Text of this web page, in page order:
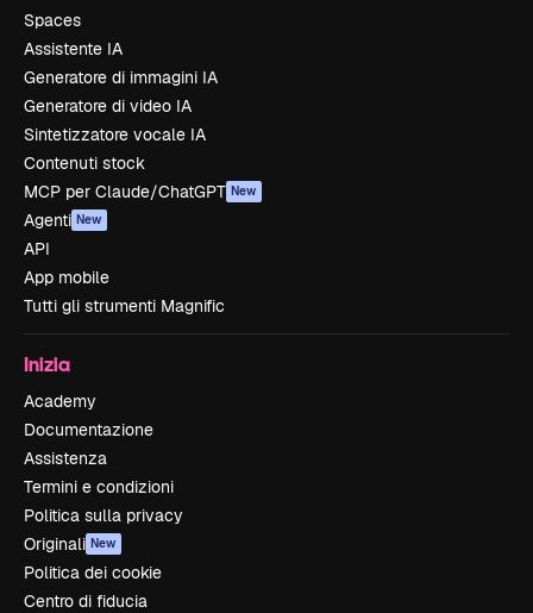
Spaces
Assistente IA
Generatore di immagini IA
Generatore di video IA
Sintetizzatore vocale IA
Contenuti stock
MCP per Claude/ChatGPT New
Agenti New
API
App mobile
Tutti gli strumenti Magnific
Inizia
Academy
Documentazione
Assistenza
Termini e condizioni
Politica sulla privacy
Originali New
Politica dei cookie
Centro di fiducia